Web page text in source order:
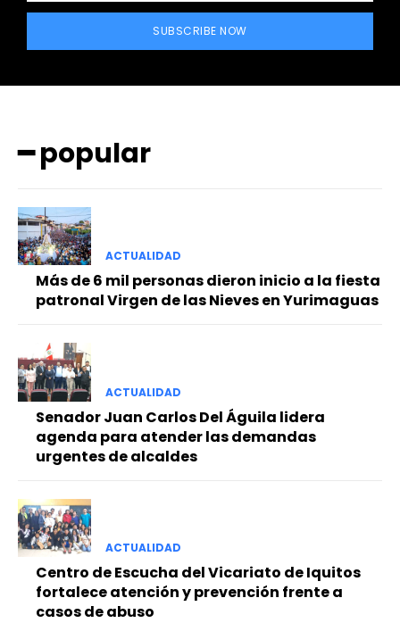
SUBSCRIBE NOW
━ popular
ACTUALIDAD
Más de 6 mil personas dieron inicio a la fiesta
patronal Virgen de las Nieves en Yurimaguas
ACTUALIDAD
Senador Juan Carlos Del Águila lidera
agenda para atender las demandas
urgentes de alcaldes
ACTUALIDAD
Centro de Escucha del Vicariato de Iquitos
fortalece atención y prevención frente a
casos de abuso